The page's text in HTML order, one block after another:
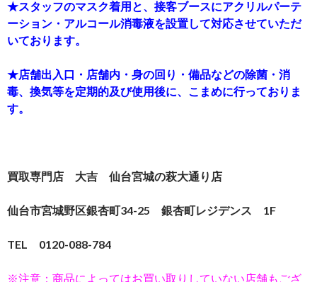
★スタッフのマスク着用と、接客ブースにアクリルパーテ
ーション・アルコール消毒液を設置して対応させていただ
いております。
★店舗出入口・店舗内・身の回り・備品などの除菌・消
毒、換気等を定期的及び使用後に、こまめに行っておりま
す。
買取専門店 大吉 仙台宮城の萩大通り店
仙台市宮城野区銀杏町34-25 銀杏町レジデンス 1F
TEL 0120-088-784
※注意：商品によってはお買い取りしていない店舗もござ